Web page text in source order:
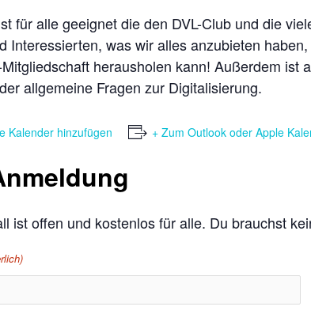
für alle geeignet die den DVL-Club und die
Interessierten, was wir alles anzubieten
herausholen kann! Außerdem
allgemeine Fragen zur Digitalisierung.
Kalender hinzufügen + Zum Outlook oder Apple
ist offen und kostenlos für alle. Du brauchst